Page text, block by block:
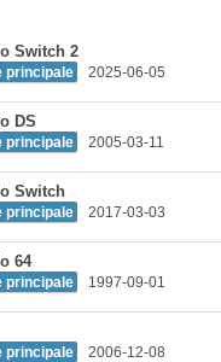
Switch 2
principale 2025-06-05
DS
principale 2005-03-11
Switch
principale 2017-03-03
64
principale 1997-09-01
principale 2006-12-08